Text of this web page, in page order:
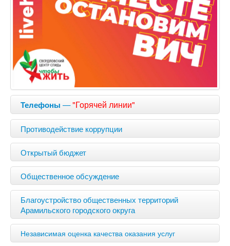
Телефоны —"Горячей линии"
Противодействие коррупции
Открытый бюджет
Общественное обсуждение
Благоустройство общественных территорий
Арамильского городского округа
Независимая оценка качества оказания услуг